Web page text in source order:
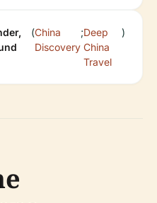
(China
Discovery
;Deep
China
Travel
)